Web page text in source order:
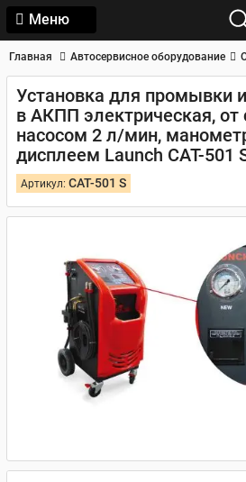
Меню
Главная Автосервисное оборудование
Установка для промывки
в АКПП электрическая, от
насосом 2 л/мин,
дисплеем Launch CAT-501
Артикул: CAT-501 S